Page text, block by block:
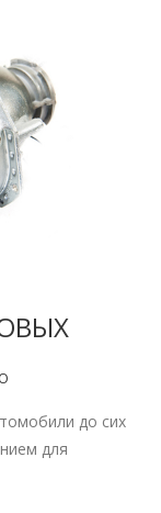
до сих
для